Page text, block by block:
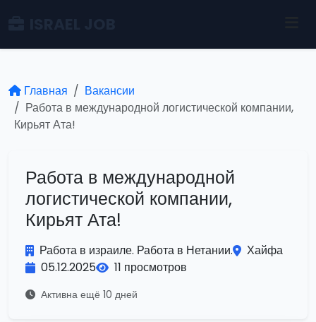
Главная
Вакансии
Работа в международной логистической компании,
Кирьят Ата!
Работа в международной
логистической компании,
Кирьят Ата!
Работа в израиле. Работа в Нетании.
Хайфа
05.12.2025
11 просмотров
Активна ещё 10 дней